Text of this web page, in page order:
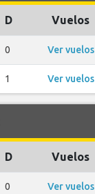
D Vuelos
0 Ver vuelos
1 Ver vuelos
D Vuelos
0 Ver vuelos